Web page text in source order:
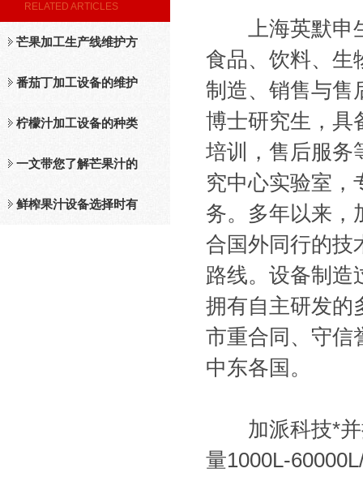
RELATED ARTICLES
芒果加工生产线维护方
法
番茄丁加工设备的维护
保养措施分析
柠檬汁加工设备的种类
及工作原理介绍
一文带您了解芒果汁的
整套设备和工作流程
鲜榨果汁设备选择时有
上海英默申生
食品、饮料、生
制造、销售与售
博士研究生，具
培训，售后服务
究中心实验室，
务。多年以来，
合国外同行的技
路线。设备制造
拥有自主研发的
市重合同、守信
中东各国。
加派科技*并
量1000L-